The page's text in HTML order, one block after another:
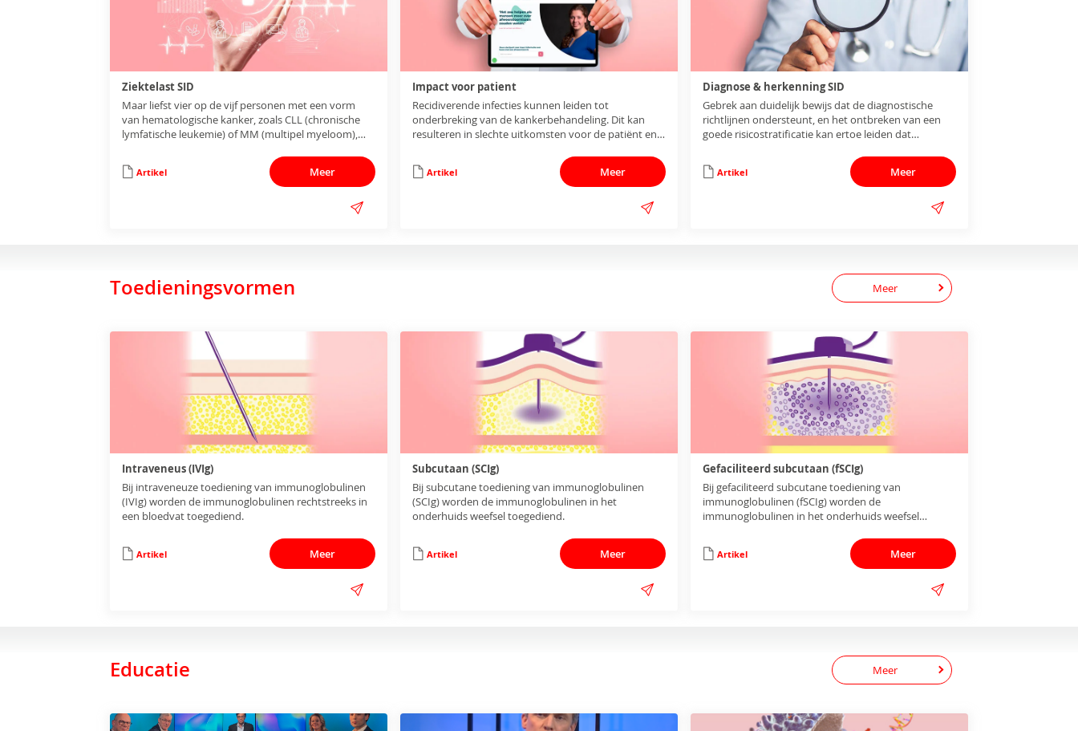
Ziektelast SID
Maar liefst vier op de vijf personen met een vorm
van hematologische kanker, zoals CLL (chronische
lymfatische leukemie) of MM (multipel myeloom),
aandoening of kankerbehandeling.
Artikel Meer
Impact voor patient
Recidiverende infecties kunnen leiden tot
onderbreking van de kankerbehandeling. Dit kan
resulteren in slechte uitkomsten voor de patiënt en
Artikel
Meer
Diagnose & herkenning SID
Gebrek aan duidelijk bewijs dat de diagnostische
richtlijnen ondersteunt, en het ontbreken van een
goede risicostratificatie kan ertoe leiden dat
worden, waardoor ze niet direct worden
behandeld.
3,5,10,12,24,27,29,33,34,38–40,42
Artikel Meer
Toedieningsvormen Meer
Intraveneus (IVIg)
Bij intraveneuze toediening van immunoglobulinen
(IVIg) worden de immunoglobulinen rechtstreeks in
een bloedvat toegediend.
Artikel Meer
Subcutaan (SCIg)
Bij subcutane toediening van immunoglobulinen
(SCIg) worden de immunoglobulinen in het
onderhuids weefsel toegediend.
Artikel Meer
Gefaciliteerd subcutaan (fSCIg)
Bij gefaciliteerd subcutane toediening van
immunoglobulinen (fSCIg) worden de
immunoglobulinen in het onderhuids weefsel
hyaluronidase.
Artikel Meer
Educatie Meer